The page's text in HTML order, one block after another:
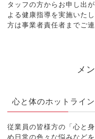
タッフの方からお申し出
よる健康指導を実施いた
方は事業者責任者までご連
メ
心と体のホットライン
従業員の皆様方の「心と
め日常の色々な悩みなど